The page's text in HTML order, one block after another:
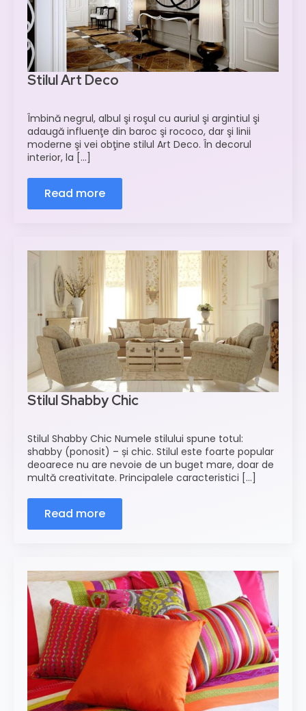
Stilul Art Deco
Îmbină negrul, albul şi roşul cu auriul şi argintiul şi
adaugă influenţe din baroc şi rococo, dar şi linii
moderne şi vei obţine stilul Art Deco. În decorul
interior, la [...]
Read more
Stilul Shabby Chic
Stilul Shabby Chic Numele stilului spune totul:
shabby (ponosit) – și chic. Stilul este foarte popular
deoarece nu are nevoie de un buget mare, doar de
multă creativitate. Principalele caracteristici [...]
Read more